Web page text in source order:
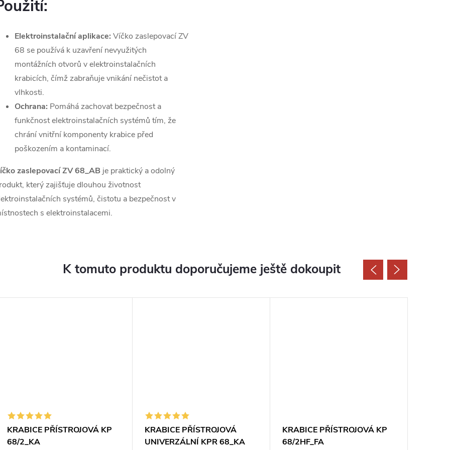
Elektroinstalační aplikace: Víčko zaslepovací ZV
68 se používá k uzavření nevyužitých
montážních otvorů v elektroinstalačních
krabicích, čímž zabraňuje vnikání nečistot a
vlhkosti.
Ochrana: Pomáhá zachovat bezpečnost a
funkčnost elektroinstalačních systémů tím, že
chrání vnitřní komponenty krabice před
poškozením a kontaminací.
zaslepovací ZV 68_AB je praktický a odolný
který zajišťuje dlouhou životnost
systémů, čistotu a bezpečnost v
s elektroinstalacemi.
K tomuto produktu doporučujeme ještě dokoupit
KRABICE PŘÍSTROJOVÁ KP
68/2_KA
KRABICE PŘÍSTROJOVÁ
UNIVERZÁLNÍ KPR 68_KA
KRABICE PŘÍSTROJOVÁ KP
68/2HF_FA